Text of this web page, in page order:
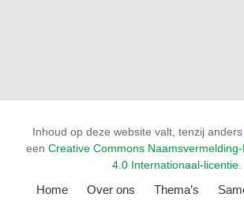
Inhoud op deze website valt, tenzij
een Creative Commons
4.0 Internationaal-licentie
Home Over ons Thema’s